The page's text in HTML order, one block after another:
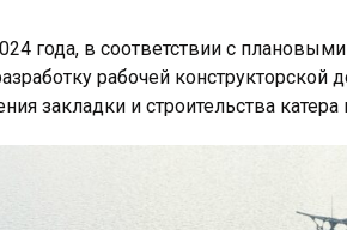
года, в соответствии с
рабочей конструкторской
закладки и строительства